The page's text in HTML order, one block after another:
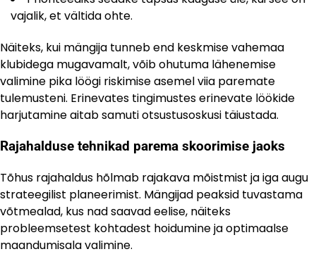
vajalik, et vältida ohte.
Näiteks, kui mängija tunneb end keskmise vahemaa
klubidega mugavamalt, võib ohutuma lähenemise
valimine pika löögi riskimise asemel viia paremate
tulemusteni. Erinevates tingimustes erinevate löökide
harjutamine aitab samuti otsustusoskusi täiustada.
Rajahalduse tehnikad parema skoorimise jaoks
Tõhus rajahaldus hõlmab rajakava mõistmist ja iga augu
strateegilist planeerimist. Mängijad peaksid tuvastama
võtmealad, kus nad saavad eelise, näiteks
probleemsetest kohtadest hoidumine ja optimaalse
maandumisala valimine.